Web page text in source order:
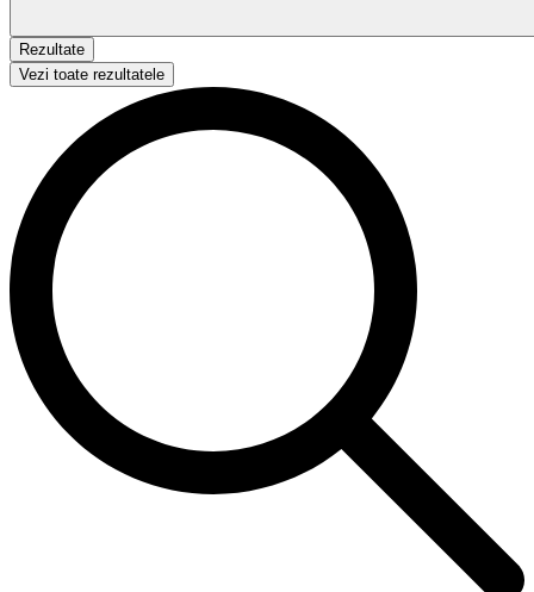
Rezultate
Vezi toate rezultatele